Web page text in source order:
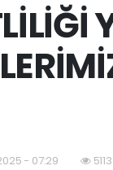
- 07:29